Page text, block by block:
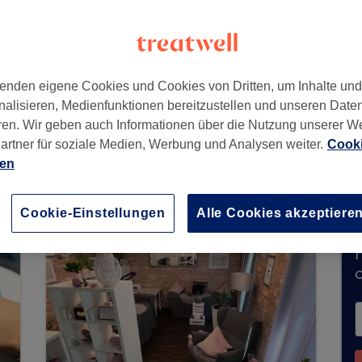
derzeit keine Buchungen über Treatwell
Salons in Ihrer Nähe zu finden.
Dort warten
eigene Cookies und Cookies von Dritten, um Inhalte
Medienfunktionen bereitzustellen und unseren
Wir geben auch Informationen über die Nutzung unserer
für soziale Medien, Werbung und Analysen weiter.
Cookie-Einstellungen Alle Cookies akzeptieren